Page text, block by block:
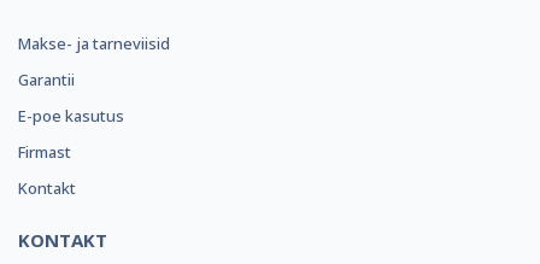
Makse- ja tarneviisid
Garantii
E-poe kasutus
Firmast
Kontakt
KONTAKT